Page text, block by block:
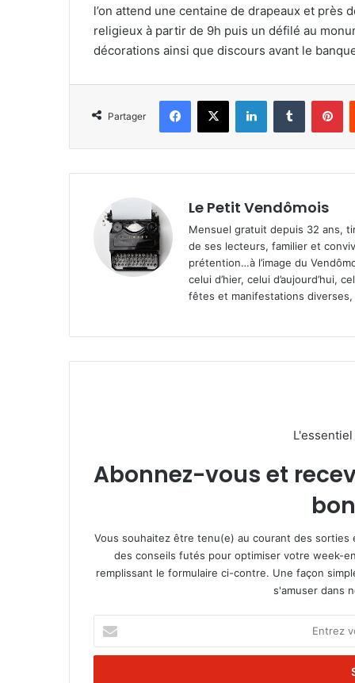
l’on attend une centaine de drapeaux et
religieux à partir de 9h puis un défilé au
décorations ainsi que discours avant le
Partager
Le Petit Vendômois
Mensuel gratuit depuis 32 ans,
de ses lecteurs, familier et
prétention…à l’image du
celui d’hier, celui d’aujourd’hui,
fêtes et manifestations
Abonnez-vous et
Vous souhaitez être tenu(e) au courant des
des conseils futés pour optimiser votre week-
remplissant le formulaire ci-contre. Une façon
s'amuser dans
t